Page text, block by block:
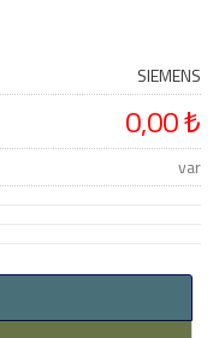
SIEMENS
0,00 ₺
var